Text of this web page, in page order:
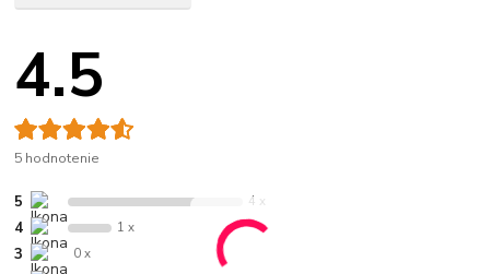
4.5
5 hodnotenie
5 4 x
4 1 x
3 0 x